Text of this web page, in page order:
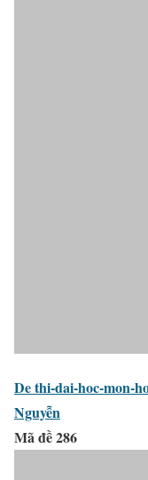
De thi-dai-hoc-mon-
Nguyễn
Mã đề 286